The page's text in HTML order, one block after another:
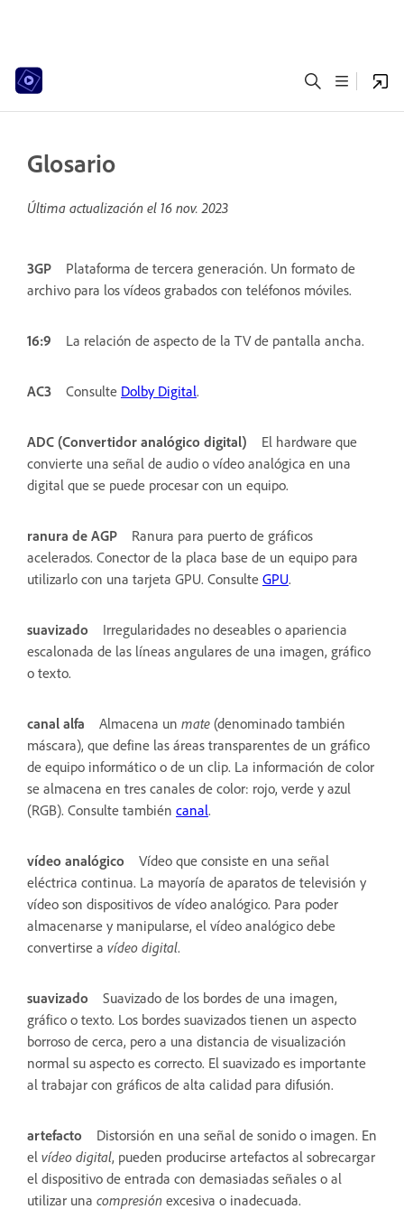
Glosario
Última actualización el 16 nov. 2023
3GP
Plataforma de tercera generación. Un formato de
archivo para los vídeos grabados con teléfonos móviles.
16:9 La relación de aspecto de la TV de pantalla ancha.
AC3 Consulte Dolby Digital.
ADC (Convertidor analógico digital)
El hardware que
convierte una señal de audio o vídeo analógica en una
digital que se puede procesar con un equipo.
ranura de AGP
Ranura para puerto de gráficos
acelerados. Conector de la placa base de un equipo para
utilizarlo con una tarjeta GPU. Consulte GPU.
suavizado
Irregularidades no deseables o apariencia
escalonada de las líneas angulares de una imagen, gráfico
o texto.
canal alfa Almacena un mate (denominado también
máscara), que define las áreas transparentes de un gráfico
de equipo informático o de un clip. La información de color
se almacena en tres canales de color: rojo, verde y azul
(RGB). Consulte también canal.
vídeo analógico
Vídeo que consiste en una señal
eléctrica continua. La mayoría de aparatos de televisión y
vídeo son dispositivos de vídeo analógico. Para poder
almacenarse y manipularse, el vídeo analógico debe
convertirse a vídeo digital.
suavizado
Suavizado de los bordes de una imagen,
gráfico o texto. Los bordes suavizados tienen un aspecto
borroso de cerca, pero a una distancia de visualización
normal su aspecto es correcto. El suavizado es importante
al trabajar con gráficos de alta calidad para difusión.
artefacto
Distorsión en una señal de sonido o imagen. En
el vídeo digital, pueden producirse artefactos al sobrecargar
el dispositivo de entrada con demasiadas señales o al
utilizar una compresión excesiva o inadecuada.